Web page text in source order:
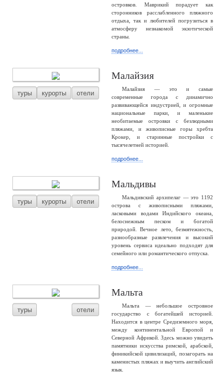
островков. Маврикий порадует как
сторонников расслабленного пляжного
отдыха, так и любителей погрузиться в
атмосферу незнакомой экзотической
страны.
подробнее...
туры курорты отели
Малайзия
Малайзия — это и самые
современные города с динамично
развивающейся индустрией, и огромные
национальные парки, и маленькие
необитаемые островки с безлюдными
пляжами, и живописные горы хребта
Крокер, и старинные постройки с
тысячелетней историей.
подробнее...
туры курорты отели
Мальдивы
Мальдивский архипелаг — это 1192
острова с живописными пляжами,
ласковыми водами Индийского океана,
белоснежным песком и богатой
природой. Вечное лето, безмятежность,
разнообразные развлечения и высокий
уровень сервиса идеально подходят для
семейного или романтического отпуска.
подробнее...
туры отели
Мальта
Мальта — небольшое островное
государство с богатейшей историей.
Находится в центре Средиземного моря,
между континентальной Европой и
Северной Африкой. Здесь можно увидеть
памятники искусства римской, арабской,
финикийской цивилизаций, позагорать на
каменистых пляжах и выучить английский
язык.